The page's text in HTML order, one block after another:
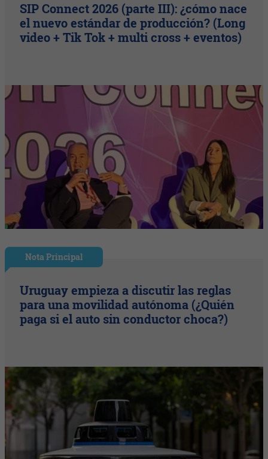
SIP Connect 2026 (parte III): ¿cómo nace
el nuevo estándar de producción? (Long
video + Tik Tok + multi cross + eventos)
Nota Principal
Uruguay empieza a discutir las reglas
para una movilidad autónoma (¿Quién
paga si el auto sin conductor choca?)